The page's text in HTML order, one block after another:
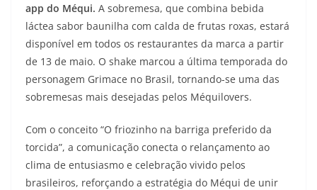
app do Méqui. A sobremesa, que combina bebida
láctea sabor baunilha com calda de frutas roxas, estará
disponível em todos os restaurantes da marca a partir
de 13 de maio. O shake marcou a última temporada do
personagem Grimace no Brasil, tornando-se uma das
sobremesas mais desejadas pelos Méquilovers.
Com o conceito “O friozinho na barriga preferido da
torcida”, a comunicação conecta o relançamento ao
clima de entusiasmo e celebração vivido pelos
brasileiros, reforçando a estratégia do Méqui de unir